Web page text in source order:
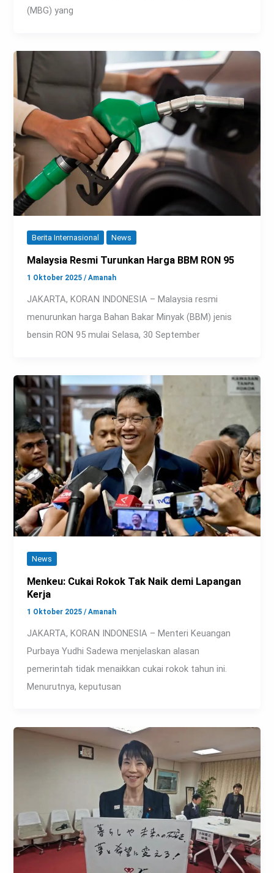
(MBG) yang
Berita Internasional News
Malaysia Resmi Turunkan Harga BBM RON 95
1 Oktober 2025/Amanah
JAKARTA, KORAN INDONESIA – Malaysia resmi
menurunkan harga Bahan Bakar Minyak (BBM) jenis
bensin RON 95 mulai Selasa, 30 September
News
Menkeu: Cukai Rokok Tak Naik demi Lapangan
Kerja
1 Oktober 2025/Amanah
JAKARTA, KORAN INDONESIA – Menteri Keuangan
Purbaya Yudhi Sadewa menjelaskan alasan
pemerintah tidak menaikkan cukai rokok tahun ini.
Menurutnya, keputusan